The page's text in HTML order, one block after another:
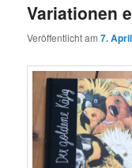
Variationen
Veröffentlicht am7.